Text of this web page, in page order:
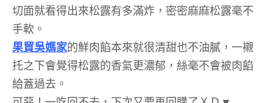
切面就看得出來松露有多滿炸，密密麻麻松露毫不
手軟。
果貿吳媽家的鮮肉餡本來就很清甜也不油膩，一襯
托之下會覺得松露的香氣更濃郁，絲毫不會被肉餡
給蓋過去。